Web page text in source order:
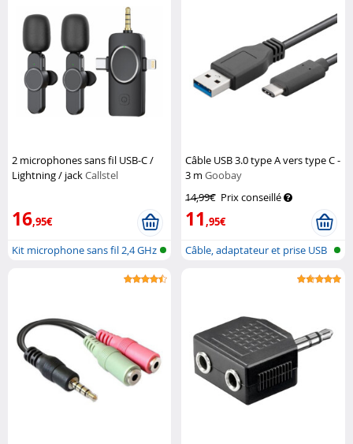
2 microphones sans fil USB-C /
Lightning / jackCallstel
16,95€
Kit microphone sans fil 2,4 GHz
Câble USB 3.0 type A vers type C -
3 mGoobay
14,99€ Prix conseillé
11,95€
Câble, adaptateur et prise USB